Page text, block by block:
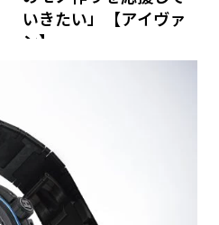
いきたい」【アイヴァ
ン】